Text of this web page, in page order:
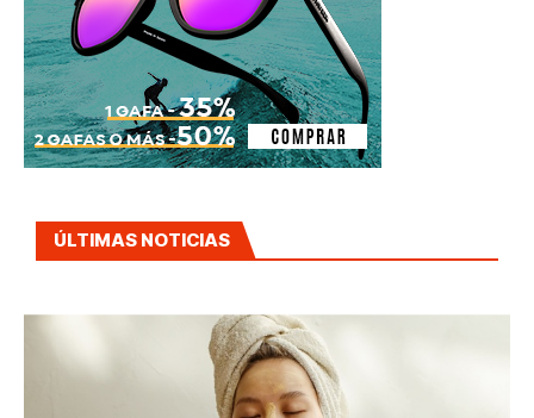
ÚLTIMAS NOTICIAS